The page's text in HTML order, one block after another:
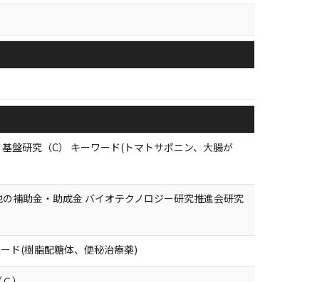
盤研究（C） キーワード(トマトサポニン、大腸が
補助金・助成金 バイオテクノロジー研究推進会研究
ド(樹脂配糖体、便秘治療薬)